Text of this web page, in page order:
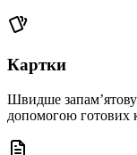
Картки
Швидше
допомогою готових